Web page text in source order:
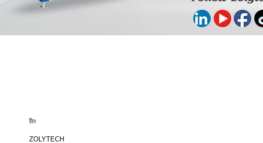
চীন
ZOLYTECH